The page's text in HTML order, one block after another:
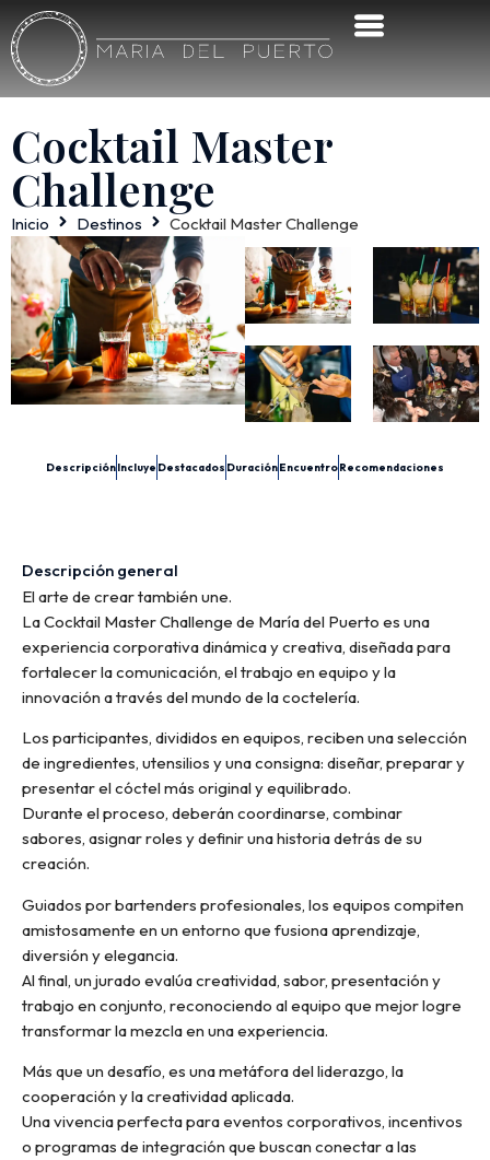
Cocktail Master
Challenge
Inicio Destinos Cocktail Master Challenge
DescripciónIncluye Destacados DuraciónEncuentroRecomendaciones
Descripción general
El arte de crear también une.
La Cocktail Master Challenge de María del Puerto es una
experiencia corporativa dinámica y creativa, diseñada para
fortalecer la comunicación, el trabajo en equipo y la
innovación a través del mundo de la coctelería.
Los participantes, divididos en equipos, reciben una selección
de ingredientes, utensilios y una consigna: diseñar, preparar y
presentar el cóctel más original y equilibrado.
Durante el proceso, deberán coordinarse, combinar
sabores, asignar roles y definir una historia detrás de su
creación.
Guiados por bartenders profesionales, los equipos compiten
amistosamente en un entorno que fusiona aprendizaje,
diversión y elegancia.
Al final, un jurado evalúa creatividad, sabor, presentación y
trabajo en conjunto, reconociendo al equipo que mejor logre
transformar la mezcla en una experiencia.
Más que un desafío, es una metáfora del liderazgo, la
cooperación y la creatividad aplicada.
Una vivencia perfecta para eventos corporativos, incentivos
o programas de integración que buscan conectar a las